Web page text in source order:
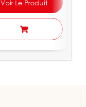
Voir Le Produit